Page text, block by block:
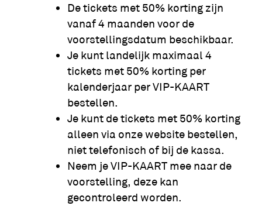
De tickets met 50% korting zijn
vanaf 4 maanden voor de
voorstellingsdatum beschikbaar.
Je kunt landelijk maximaal 4
tickets met 50% korting per
kalenderjaar per VIP-KAART
bestellen.
Je kunt de tickets met 50% korting
alleen via onze website bestellen,
niet telefonisch of bij de kassa.
Neem je VIP-KAART mee naar de
voorstelling, deze kan
gecontroleerd worden.